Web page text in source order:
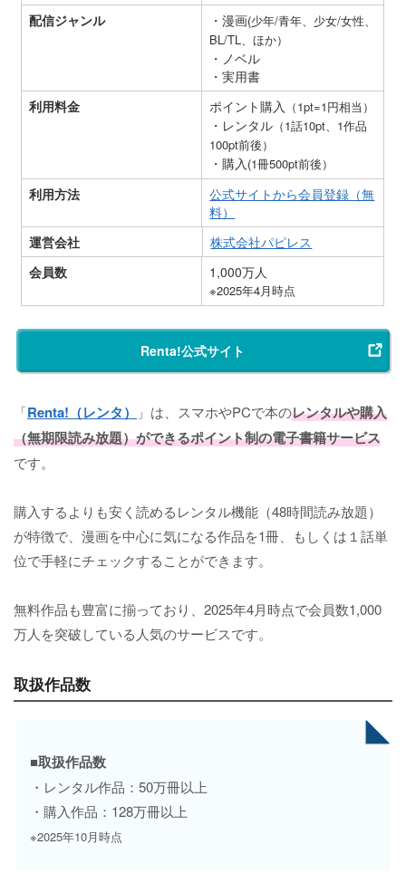
配信ジャンル ・漫画(少年/青年、少女/女性、
BL/TL、ほか）
・ノベル
・実用書
利用料金
ポイント購入 （1pt=1円相当）
・レンタル （1話10pt、1作品
100pt前後）
・購入(1冊500pt前後）
利用方法
公式サイトから会員登録（無
料）
運営会社
株式会社パピレス
会員数
1,000万人
※2025年4月時点
Renta!公式サイト
「Renta!（レンタ） 」は、スマホやPCで本のレンタルや購入
（無期限読み放題）ができるポイント制の電子書籍サービス
です。
購入するよりも安く読めるレンタル機能（48時間読み放題）
が特徴で、漫画を中心に気になる作品を1冊、もしくは１話単
位で手軽にチェックすることができます。
無料作品も豊富に揃っており、2025年4月時点で会員数1,000
万人を突破している人気のサービスです。
取扱作品数
■取扱作品数
・レンタル作品：50万冊以上
・購入作品：128万冊以上
※2025年10月時点